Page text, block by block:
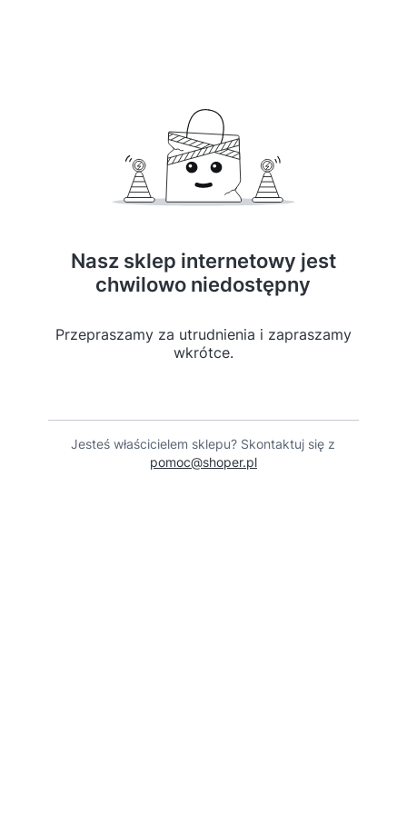
Nasz sklep internetowy jest
chwilowo niedostępny
Przepraszamy za utrudnienia i zapraszamy
wkrótce.
Jesteś właścicielem sklepu? Skontaktuj się z
pomoc@shoper.pl